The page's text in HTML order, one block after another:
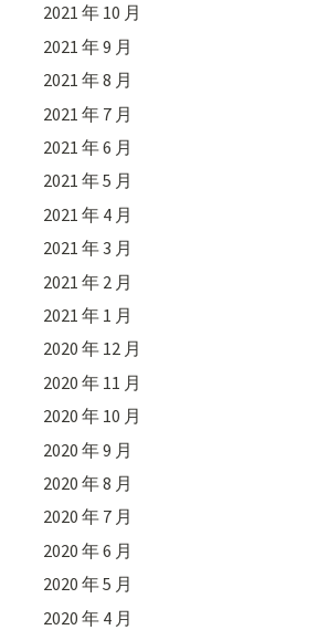
2021 年 10 月
2021 年 9 月
2021 年 8 月
2021 年 7 月
2021 年 6 月
2021 年 5 月
2021 年 4 月
2021 年 3 月
2021 年 2 月
2021 年 1 月
2020 年 12 月
2020 年 11 月
2020 年 10 月
2020 年 9 月
2020 年 8 月
2020 年 7 月
2020 年 6 月
2020 年 5 月
2020 年 4 月